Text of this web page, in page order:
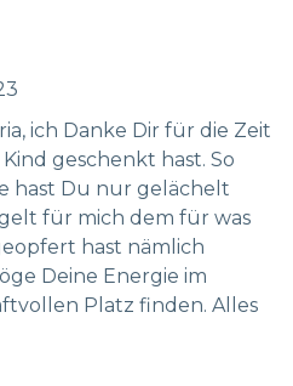
ich Danke Dir für die Zeit
geschenkt hast. So
hast Du nur gelächelt
für mich dem für was
hast nämlich
Deine Energie im
Platz finden. Alles